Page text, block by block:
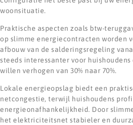
woonsituatie.
Praktische aspecten zoals btw-
op slimme energiecontracten worden
afbouw van de salderingsregeling
steeds interessanter voor
willen verhogen van 30% naar 70%.
Lokale energieopslag biedt een
netcongestie, terwijl huishoudens
energieonafhankelijkheid. Door
het elektriciteitsnet stabieler en